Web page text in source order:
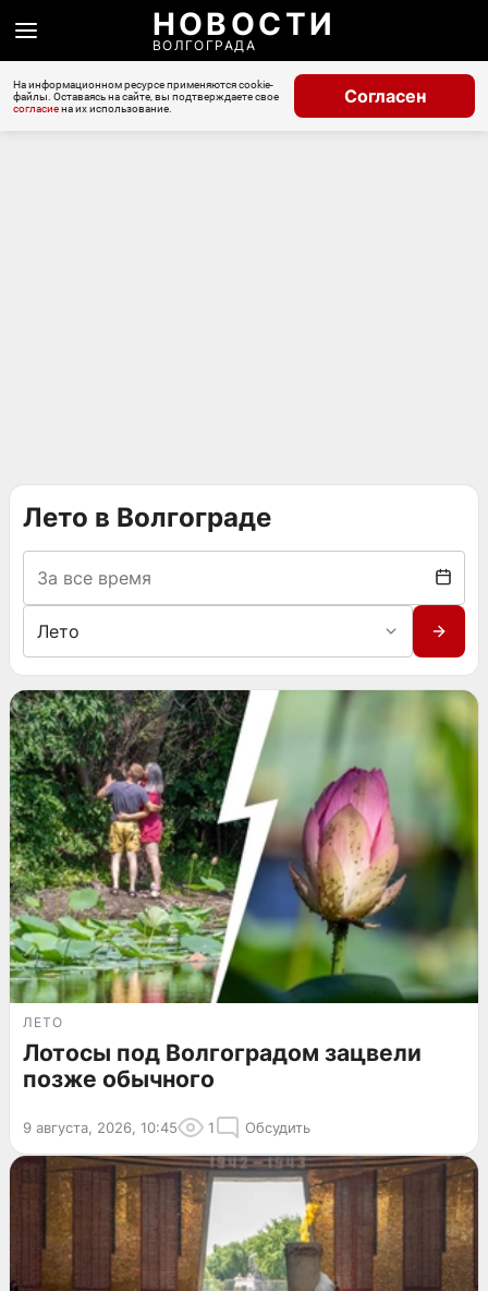
НОВОСТИ
ВОЛГОГРАДА
На информационном ресурсе применяются cookie-
файлы. Оставаясь на сайте, вы подтверждаете свое
согласиена их использование.
Согласен
Лето в Волгограде
ЛЕТО
Лотосы под Волгоградом зацвели
позже обычного
9 августа, 2026, 10:45 1 Обсудить